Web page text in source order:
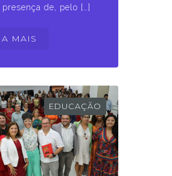
de, pelo […]
MAIS
EDUCAÇÃO